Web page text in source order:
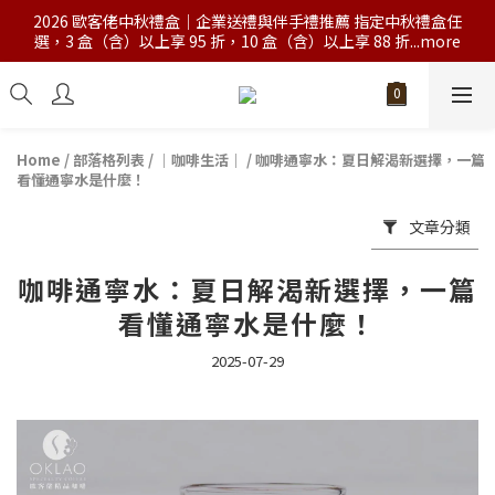
2026 歐客佬中秋禮盒｜企業送禮與伴手禮推薦 指定中秋禮盒任
選，3 盒（含）以上享 95 折，10 盒（含）以上享 88 折...more
Home / 部落格列表 / ｜咖啡生活｜ /咖啡通寧水：夏日解渴新選擇，一篇
看懂通寧水是什麼！
文章分類
咖啡通寧水：夏日解渴新選擇，一篇
看懂通寧水是什麼！
2025-07-29